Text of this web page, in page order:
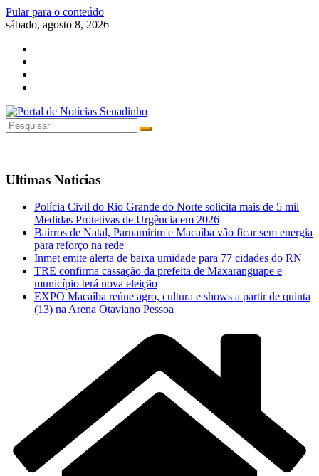
Pular para o conteúdo
sábado, agosto 8, 2026
Ultimas Noticias
Polícia Civil do Rio Grande do Norte solicita mais de 5 mil
Medidas Protetivas de Urgência em 2026
Bairros de Natal, Parnamirim e Macaíba vão ficar sem energia
para reforço na rede
Inmet emite alerta de baixa umidade para 77 cidades do RN
TRE confirma cassação da prefeita de Maxaranguape e
município terá nova eleição
EXPO Macaíba reúne agro, cultura e shows a partir de quinta
(13) na Arena Otaviano Pessoa